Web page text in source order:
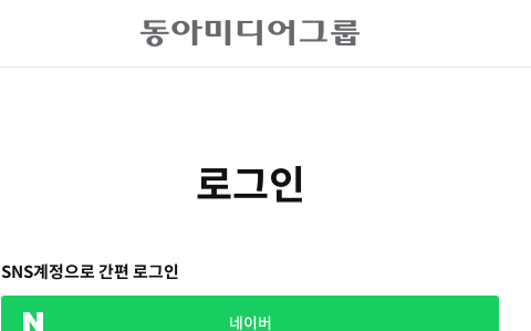
로그인
SNS계정으로 간편 로그인
네이버